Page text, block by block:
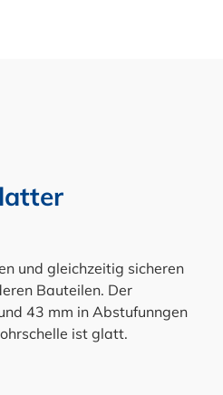
und gleichzeitig sicheren
Bauteilen. Der
43 mm in Abstufunngen
ist glatt.